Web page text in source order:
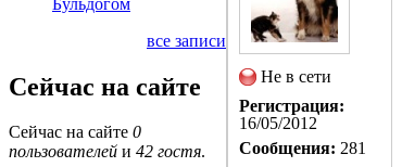
все записи
Сейчас на сайте
Сейчас на сайте 0
пользователей и 42 гостя.
Не в сети
Регистрация:
16/05/2012
Сообщения: 281